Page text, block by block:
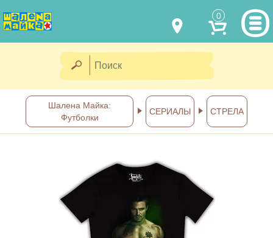
0
(067) 011 0404
shalena@mayka.dp.ua
Посмотреть на карте
Отправка по Украине каждый
день
НАШИ РАБОТЫ
КАК КУПИТЬ
КАК НАС НАЙТИ
ПОЛНАЯ ВЕРСИЯ САЙТА
Шалена Майка:
Футболки
СЕРИАЛЫ СТРЕЛА